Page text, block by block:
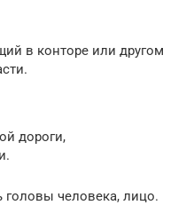
в конторе или другом
дороги,
человека, лицо.